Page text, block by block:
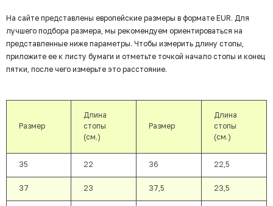
На сайте представлены европейские размеры в формате EUR. Для
лучшего подбора размера, мы рекомендуем ориентироваться на
представленные ниже параметры. Чтобы измерить длину стопы,
приложите ее к листу бумаги и отметьте точкой начало стопы и конец
пятки, после чего измерьте это расстояние.
Размер
Длина
стопы
(см.)
Размер
Длина
стопы
(см.)
35 22 36 22,5
37 23 37,5 23,5